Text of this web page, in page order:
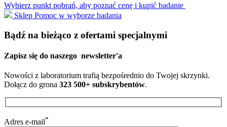
Wybierz punkt pobrań, aby poznać cenę i kupić badanie
Sklep Pomoc w wyborze badania
Bądź na bieżąco z ofertami specjalnymi
Zapisz się do naszego newsletter'a
Nowości z laboratorium trafią bezpośrednio do Twojej skrzynki.
Dołącz do grona 323 500+ subskrybentów.
Adres e-mail*